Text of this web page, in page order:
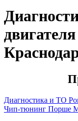
Диагностика и ТО
Чип-тюнинг Порше